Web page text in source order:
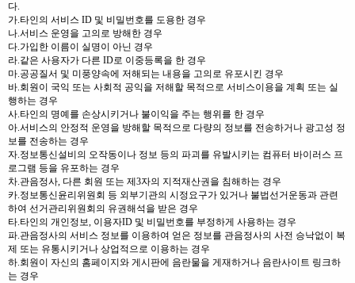
다.
가.타인의 서비스 ID 및 비밀번호를 도용한 경우
나.서비스 운영을 고의로 방해한 경우
다.가입한 이름이 실명이 아닌 경우
라.같은 사용자가 다른 ID로 이중등록을 한 경우
마.공공질서 및 미풍양속에 저해되는 내용을 고의로 유포시킨 경우
바.회원이 국익 또는 사회적 공익을 저해할 목적으로 서비스이용을 계획 또는 실
행하는 경우
사.타인의 명예를 손상시키거나 불이익을 주는 행위를 한 경우
아.서비스의 안정적 운영을 방해할 목적으로 다량의 정보를 전송하거나 광고성 정
보를 전송하는 경우
자.정보통신설비의 오작동이나 정보 등의 파괴를 유발시키는 컴퓨터 바이러스 프
로그램 등을 유포하는 경우
차.관음정사, 다른 회원 또는 제3자의 지적재산권을 침해하는 경우
카.정보통신윤리위원회 등 외부기관의 시정요구가 있거나 불법선거운동과 관련
하여 선거관리위원회의 유권해석을 받은 경우
타.타인의 개인정보, 이용자ID 및 비밀번호를 부정하게 사용하는 경우
파.관음정사의 서비스 정보를 이용하여 얻은 정보를 관음정사의 사전 승낙없이 복
제 또는 유통시키거나 상업적으로 이용하는 경우
하.회원이 자신의 홈페이지와 게시판에 음란물을 게재하거나 음란사이트 링크하
는 경우